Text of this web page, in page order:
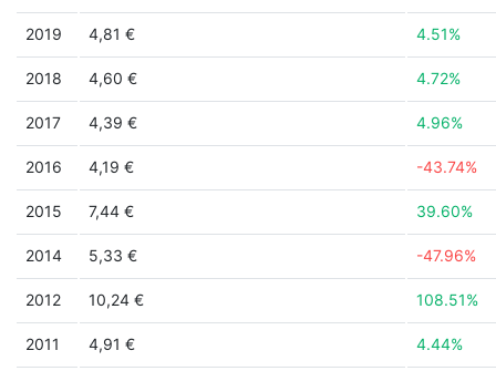
2019 4,81 € 4.51%
2018 4,60 € 4.72%
2017 4,39 € 4.96%
2016 4,19 € -43.74%
2015 7,44 € 39.60%
2014 5,33 € -47.96%
2012 10,24 € 108.51%
2011 4,91 € 4.44%